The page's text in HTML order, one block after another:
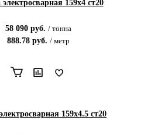
электросварная 159х4 ст20
58 090руб. / тонна
888.78руб. / метр
159х4.5 ст20